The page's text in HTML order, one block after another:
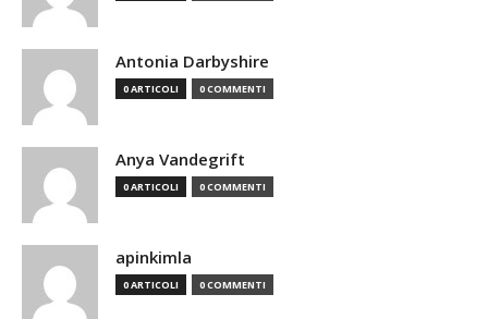
Antonia Darbyshire
0 ARTICOLI 0 COMMENTI
Anya Vandegrift
0 ARTICOLI 0 COMMENTI
apinkimla
0 ARTICOLI 0 COMMENTI